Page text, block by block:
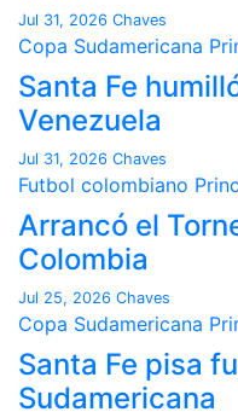
Jul 31, 2026 Chaves
Copa Sudamericana
Santa Fe
Venezuela
Jul 31, 2026 Chaves
Futbol colombiano
Arrancó el
Colombia
Jul 25, 2026 Chaves
Copa Sudamericana
Santa Fe pisa
Sudamericana